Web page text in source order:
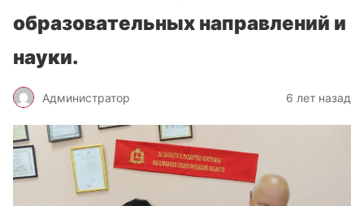
образовательных направлений и
науки.
Администратор 6 лет назад